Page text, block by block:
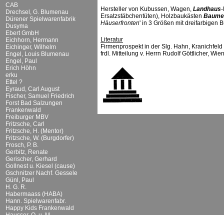
CAB
Drechsel, G. Blumenau
Dürener Spielwarenfabrik
Dusyma
Ebert GmbH
Eichhorn, Hermann
Eichinger, Wilhelm
Engel, Louis Blumenau
Engel, Paul
Erich Höhn
erku
Ettel ?
Eyraud, Carl August
Fischer, Samuel Friedrich
Forst Bad Salzungen
Frankenwald
Freiburger MBV
Fritzsche, Carl
Fritzsche, H. (Mentor)
Fritzsche, W. (Burgdorfer)
Frosch, P. B.
Gerbitz, Renate
Gerischer, Gerhard
Gollnest u. Kiesel (cause)
Gschnitzer Nachf. Gessele
Günl, Paul
H. G. R.
Habermaass (HABA)
Hann. Spielwarenfabr.
Happy Kids Frankenwald
Hersteller von Kubussen, Wagen, Landhaus
Ersatzstäbchentüten), Holzbaukästen
Häuserfronten' in 3 Größen mit dreifarbigen
Literatur
Firmenprospekt in der Slg. Hahn, Kranichfeld
frdl. Mitteilung v. Herrn Rudolf Göttlicher, Wien